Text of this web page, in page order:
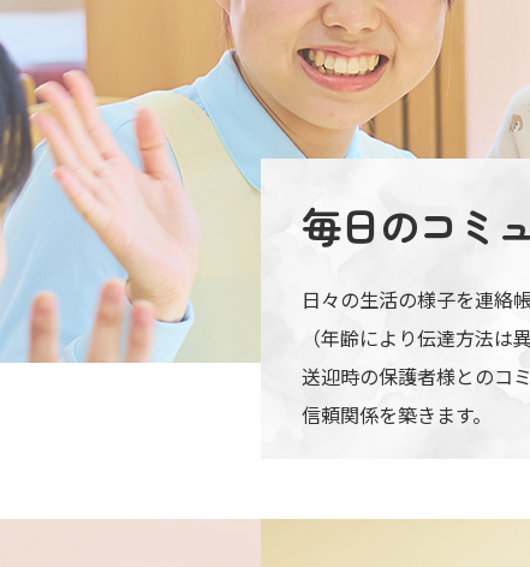
毎日のコミ
日々の生活の様子を連絡
（年齢により伝達方法は
送迎時の保護者様とのコ
信頼関係を築きます。